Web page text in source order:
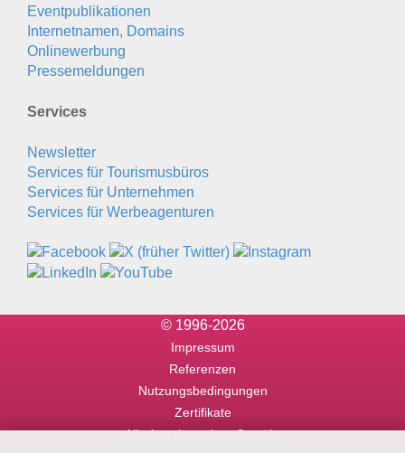
Eventpublikationen
Internetnamen, Domains
Onlinewerbung
Pressemeldungen
Services
Newsletter
Services für Tourismusbüros
Services für Unternehmen
Services für Werbeagenturen
© 1996-2026
Impressum
Referenzen
Nutzungsbedingungen
Zertifikate
Alle Angaben ohne Gewähr